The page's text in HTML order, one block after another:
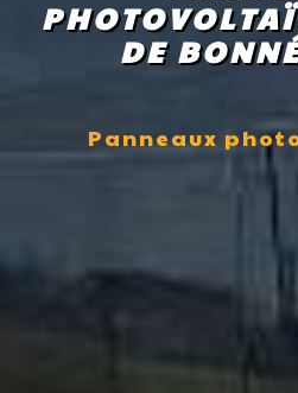
DE
Panneaux